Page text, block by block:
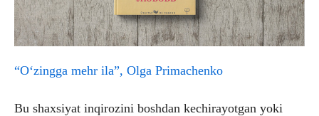
“O‘zingga mehr ila”, Olga Primachenko
Bu shaxsiyat inqirozini boshdan kechirayotgan yoki